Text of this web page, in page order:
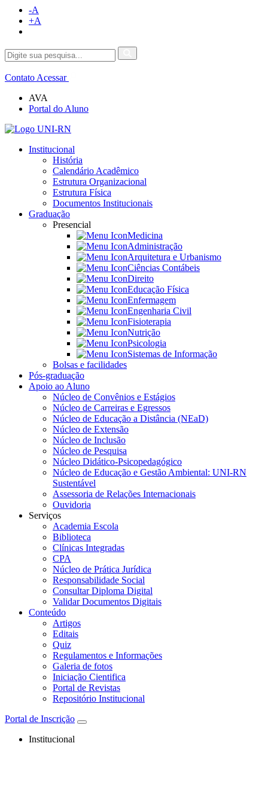
-A
+A
Contato Acessar
AVA
Portal do Aluno
Institucional
História
Calendário Acadêmico
Estrutura Organizacional
Estrutura Física
Documentos Institucionais
Graduação
Presencial
Medicina
Administração
Arquitetura e Urbanismo
Ciências Contábeis
Direito
Educação Física
Enfermagem
Engenharia Civil
Fisioterapia
Nutrição
Psicologia
Sistemas de Informação
Bolsas e facilidades
Pós-graduação
Apoio ao Aluno
Núcleo de Convênios e Estágios
Núcleo de Carreiras e Egressos
Núcleo de Educação a Distância (NEaD)
Núcleo de Extensão
Núcleo de Inclusão
Núcleo de Pesquisa
Núcleo Didático-Psicopedagógico
Núcleo de Educação e Gestão Ambiental: UNI-RN
Sustentável
Assessoria de Relações Internacionais
Ouvidoria
Serviços
Academia Escola
Biblioteca
Clínicas Integradas
CPA
Núcleo de Prática Jurídica
Responsabilidade Social
Consultar Diploma Digital
Validar Documentos Digitais
Conteúdo
Artigos
Editais
Quiz
Regulamentos e Informações
Galeria de fotos
Iniciação Cientifica
Portal de Revistas
Repositório Institucional
Portal de Inscrição
Institucional